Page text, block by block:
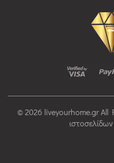
© 2026 liveyourhome.gr All
ιστοσελίδων